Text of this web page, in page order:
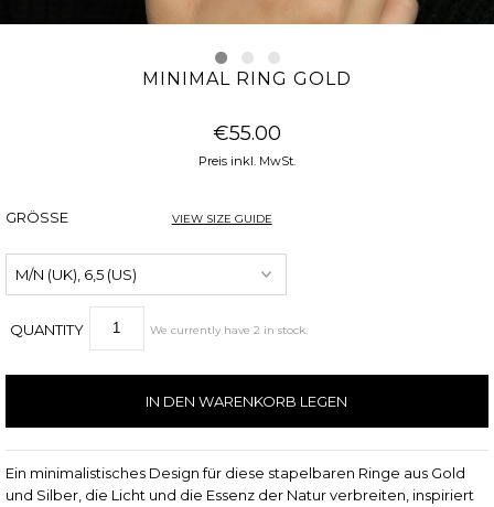
MINIMAL RING GOLD
€55.00
Preis inkl. MwSt.
GRÖSSE VIEW SIZE GUIDE
QUANTITY We currently have 2 in stock.
Ein minimalistisches Design für diese stapelbaren Ringe aus Gold
und Silber, die Licht und die Essenz der Natur verbreiten, inspiriert